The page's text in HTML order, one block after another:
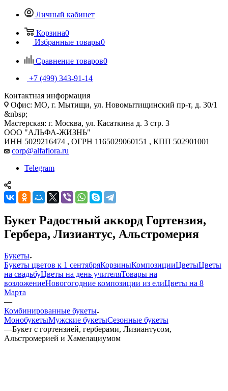
Личный кабинет
Корзина0
Избранные товары0
Сравнение товаров0
+7 (499) 343-91-14
Контактная информация
Офис: МО, г. Мытищи, ул. Новомытищинский пр-т, д. 30/1
&nbsp;
Мастерская: г. Москва, ул. Касаткина д. 3 стр. 3
ООО "АЛЬФА-ЖИЗНЬ"
ИНН 5029216474 , ОГРН 1165029060151 , КПП 502901001
corp@alfaflora.ru
Telegram
Букет Радостный аккорд Гортензия,
Гербера, Лизиантус, Альстромерия
Букеты
Букеты цветов к 1 сентябряКорзиныКомпозицииЦветыЦветы
на свадьбуЦветы на день учителяТовары на
возложениеНовогогодние композиции из елиЦветы на 8
Марта
—
Комбинированные букеты
МонобукетыМужские букетыСезонные букеты
—Букет с гортензией, герберами, Лизиантусом,
Альстромерией и Хамелациумом